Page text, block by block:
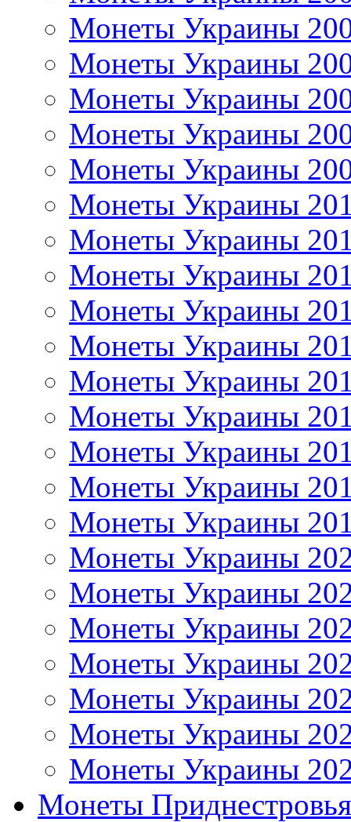
Монеты Украины
Монеты Украины
Монеты Украины
Монеты Украины
Монеты Украины
Монеты Украины
Монеты Украины
Монеты Украины
Монеты Украины
Монеты Украины
Монеты Украины
Монеты Украины
Монеты Украины
Монеты Украины
Монеты Украины
Монеты Украины
Монеты Украины
Монеты Украины
Монеты Украины
Монеты Украины
Монеты Украины
Монеты Украины
Монеты Приднестровья